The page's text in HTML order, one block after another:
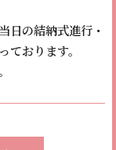
日の結納式進行・
おります。